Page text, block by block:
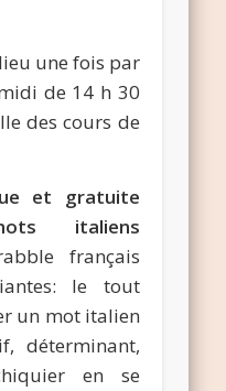
une fois par
de 14 h 30
des cours de
et gratuite
italiens
français
le tout
un mot italien
déterminant,
en se